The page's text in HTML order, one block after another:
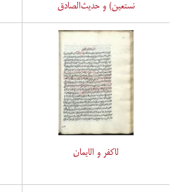
نستعین) و حدیث‌الصادق
لاکفر و الایمان